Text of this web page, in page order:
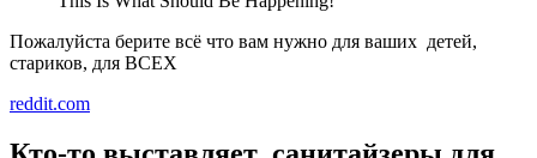
Пожалуйста берите всё что вам нужно для ваших детей,
стариков, для ВСЕХ
reddit.com